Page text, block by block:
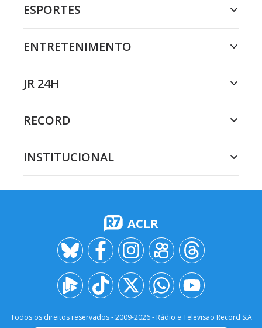
ESPORTES
ENTRETENIMENTO
JR 24H
RECORD
INSTITUCIONAL
ACLR
Todos os direitos reservados - 2009-2026- Rádio e Televisão Record S.A